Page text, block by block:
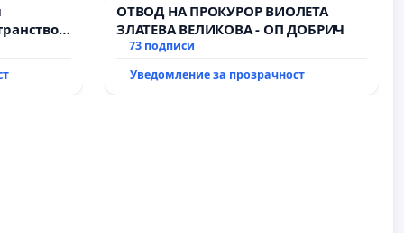
ОТВОД НА ПРОКУРОР ВИОЛЕТА
ЗЛАТЕВА ВЕЛИКОВА - ОП ДОБРИЧ
73 подписи
Уведомление за прозрачност